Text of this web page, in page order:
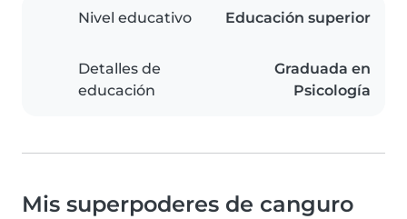
Nivel educativo Educación superior
Detalles de
educación
Graduada en
Psicología
Mis superpoderes de canguro